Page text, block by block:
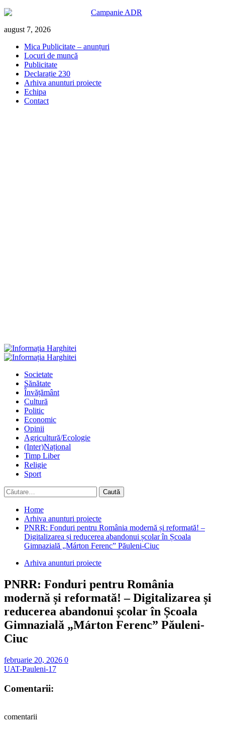
Skip
content
august 7, 2026
Mica Publicitate – anunțuri
Locuri de muncă
Publicitate
Declarație 230
Arhiva anunturi proiecte
Echipa
Contact
Primary
Societate
Sănătate
Învățământ
Cultură
Politic
Economic
Opinii
Agricultură/Ecologie
(Inter)Național
Timp Liber
Religie
Sport
Caută
după:
Home
Arhiva anunturi proiecte
PNRR: Fonduri pentru România modernă și reformată! –
Digitalizarea și reducerea abandonui școlar în Școala
Gimnazială „Márton Ferenc” Păuleni-Ciuc
Arhiva anunturi proiecte
PNRR: Fonduri pentru România
modernă și reformată! – Digitalizarea și
reducerea abandonui școlar în Școala
Gimnazială „Márton Ferenc” Păuleni-
Ciuc
februarie 20, 2026 0
UAT-Pauleni-17
Comentarii:
comentarii